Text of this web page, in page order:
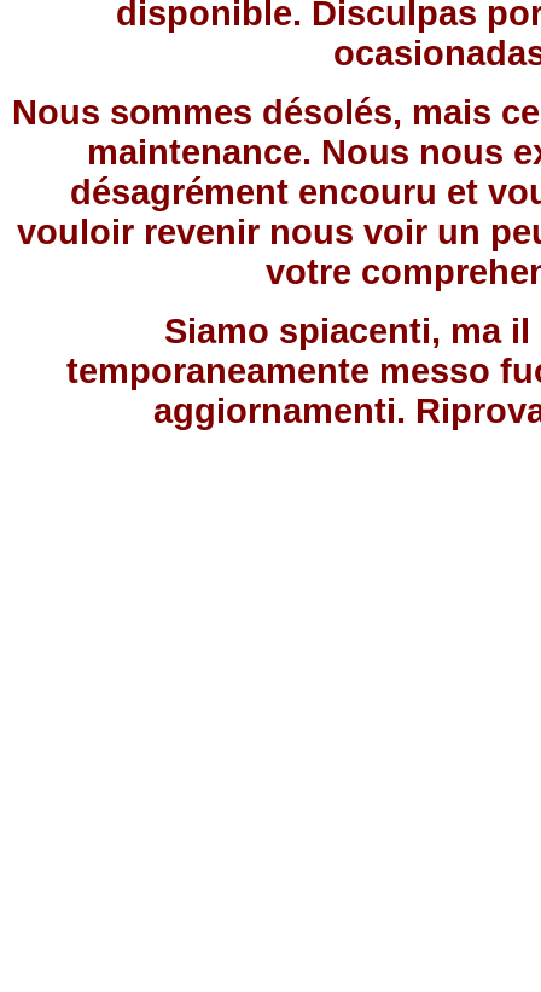
disponible. Disculpas
Nous sommes désolés, mais
maintenance. Nous nous
désagrément encouru et
vouloir revenir nous voir un
votre
Siamo spiacenti, ma
temporaneamente messo
aggiornamenti.